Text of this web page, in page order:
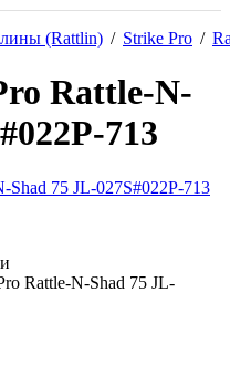
(Rattlin) / Strike Pro /
Rattle-N-
713
Rattle-N-Shad 75 JL-